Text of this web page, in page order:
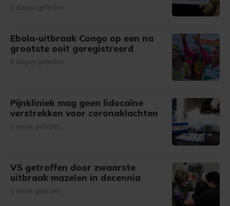
6 dagen geleden
Ebola-uitbraak Congo op een na
grootste ooit geregistreerd
6 dagen geleden
Pijnkliniek mag geen lidocaïne
verstrekken voor coronaklachten
1 week geleden
VS getroffen door zwaarste
uitbraak mazelen in decennia
1 week geleden